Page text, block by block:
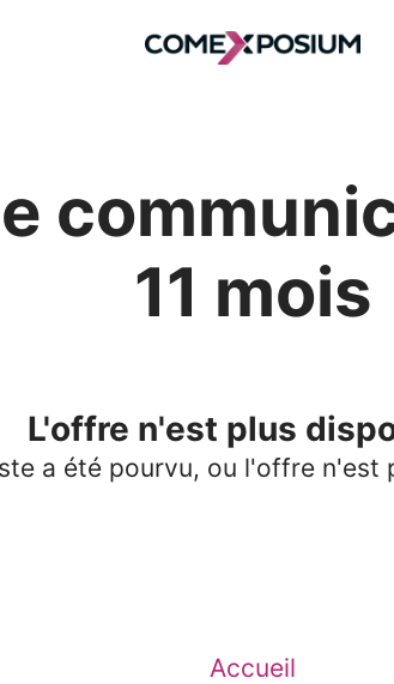
11 mois
L'offre n'est plus
a été pourvu, ou l'offre n'est
Accueil